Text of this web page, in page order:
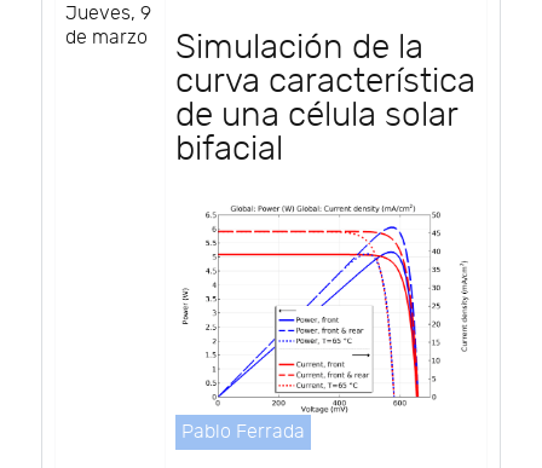
Jueves, 9
de marzo
Simulación de la
curva característica
de una célula solar
bifacial
Pablo Ferrada